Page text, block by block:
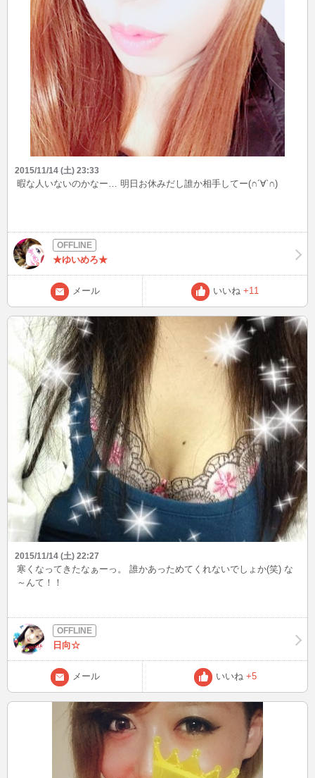
2015/11/14 (土) 23:33
暇な人いないのかなー… 明日お休みだし誰か相手してー(∩´∀`∩)
★ゆいめろ★
メール いいね +11
2015/11/14 (土) 22:27
寒くなってきたなぁーっ。 誰かあっためてくれないでしょか(笑) な
～んて！！
日向☆
メール いいね +5